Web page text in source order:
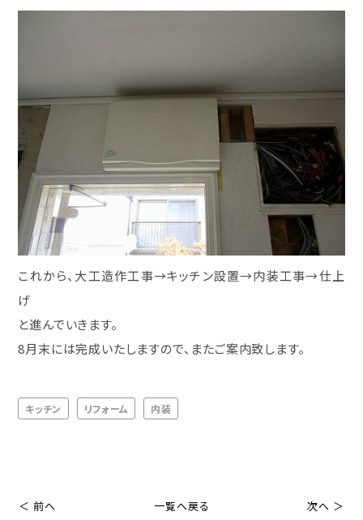
これから、大工造作工事→キッチン設置→内装工事→仕上
げ
と進んでいきます。
8月末には完成いたしますので、またご案内致します。
キッチン リフォーム 内装
＜ 前へ 一覧へ戻る 次へ ＞